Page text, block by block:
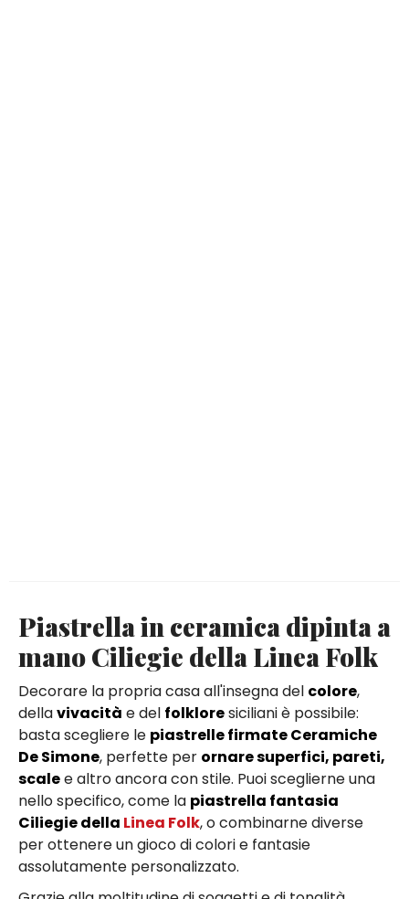
Piastrella in ceramica dipinta a
mano Ciliegie della Linea Folk
Decorare la propria casa all'insegna del colore,
dellavivacità e del folkloresiciliani è possibile:
basta scegliere le piastrelle firmate Ceramiche
De Simone, perfette per ornare superfici, pareti,
scalee altro ancora con stile. Puoi sceglierne una
nello specifico, come la piastrella fantasia
Ciliegie della Linea Folk, o combinarne diverse
per ottenere un gioco di colori e fantasie
assolutamente personalizzato.